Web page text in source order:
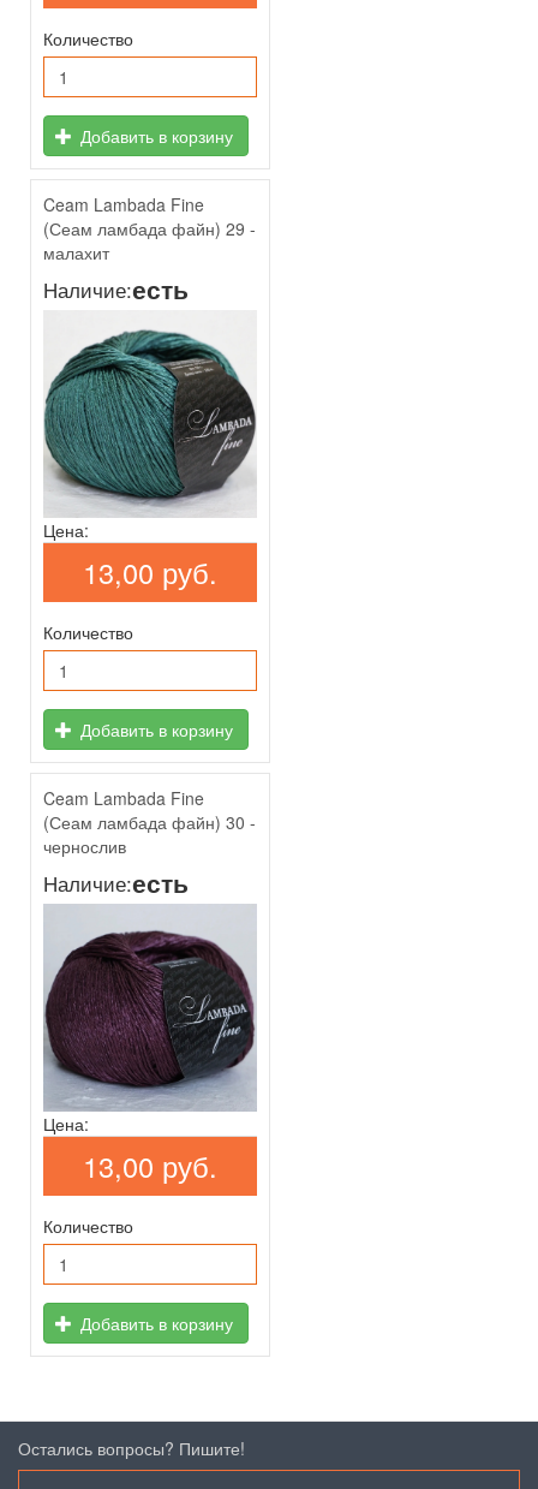
Количество
Добавить в корзину
Ceam Lambada Fine
(Сеам ламбада файн) 29 -
малахит
Наличие:есть
Цена:
13,00 руб.
Количество
Добавить в корзину
Ceam Lambada Fine
(Сеам ламбада файн) 30 -
чернослив
Наличие:есть
Цена:
13,00 руб.
Количество
Добавить в корзину
Остались вопросы? Пишите!